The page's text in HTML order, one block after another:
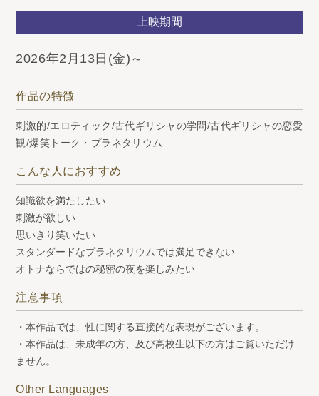
上映期間
2026年2月13日(金)～
作品の特徴
刺激的/エロティック/古代ギリシャの学問/古代ギリシャの恋愛
観/爆笑トーク・プラネタリウム
こんな人におすすめ
知識欲を満たしたい
刺激が欲しい
思いきり笑いたい
スタンダードなプラネタリウムでは満足できない
オトナならではの秘密の夜を楽しみたい
注意事項
・本作品では、性に関する直接的な表現がございます。
・本作品は、未成年の方、及び高校生以下の方はご覧いただけ
ません。
Other Languages